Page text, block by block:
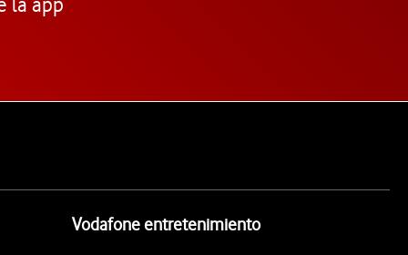
Vodafone entretenimiento